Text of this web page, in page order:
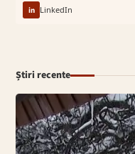
in LinkedIn
Știri recente